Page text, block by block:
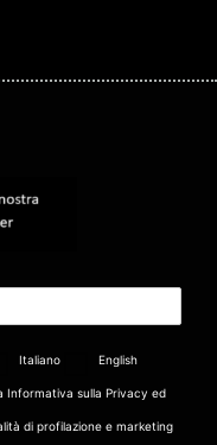
Italiano English
Informativa sulla Privacy ed
di profilazione e marketing